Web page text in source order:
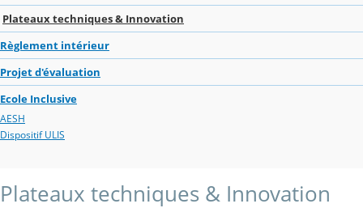
Plateaux techniques & Innovation
Règlement intérieur
Projet d'évaluation
Ecole Inclusive
AESH
Dispositif ULIS
Plateaux techniques & Innovation